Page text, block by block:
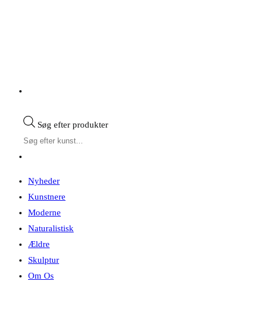
Søg efter produkter
Nyheder
Kunstnere
Moderne
Naturalistisk
Ældre
Skulptur
Om Os